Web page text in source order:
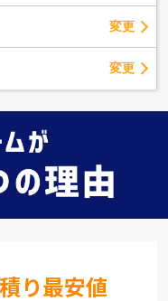
変更
変更
り最安値